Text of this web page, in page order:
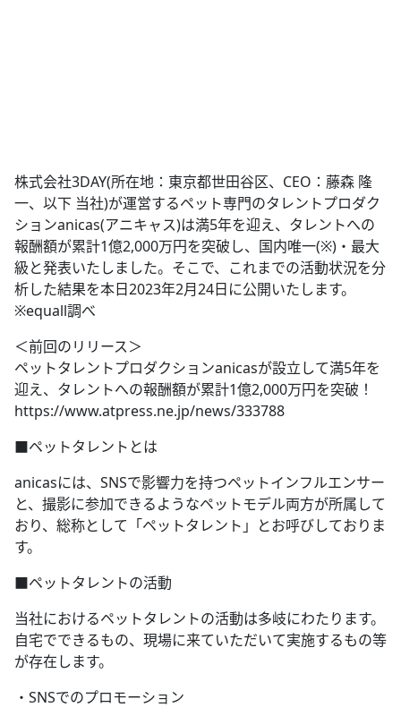
株式会社3DAY(所在地：東京都世田谷区、CEO：藤森 隆
一、以下 当社)が運営するペット専門のタレントプロダク
ションanicas(アニキャス)は満5年を迎え、タレントへの
報酬額が累計1億2,000万円を突破し、国内唯一(※)・最大
級と発表いたしました。そこで、これまでの活動状況を分
析した結果を本日2023年2月24日に公開いたします。
※equall調べ
＜前回のリリース＞
ペットタレントプロダクションanicasが設立して満5年を
迎え、タレントへの報酬額が累計1億2,000万円を突破！
https://www.atpress.ne.jp/news/333788
■ペットタレントとは
anicasには、SNSで影響力を持つペットインフルエンサー
と、撮影に参加できるようなペットモデル両方が所属して
おり、総称として「ペットタレント」とお呼びしておりま
す。
■ペットタレントの活動
当社におけるペットタレントの活動は多岐にわたります。
自宅でできるもの、現場に来ていただいて実施するもの等
が存在します。
・SNSでのプロモーション